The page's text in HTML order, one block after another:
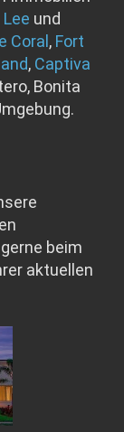
und
Coral, Fort
, Captiva
Bonita
beim
aktuellen